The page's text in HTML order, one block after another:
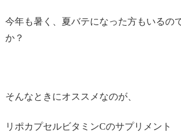
今年も暑く、夏バテになった方もいるの
か？
そんなときにオススメなのが、
リポカプセルビタミンCのサプリメント